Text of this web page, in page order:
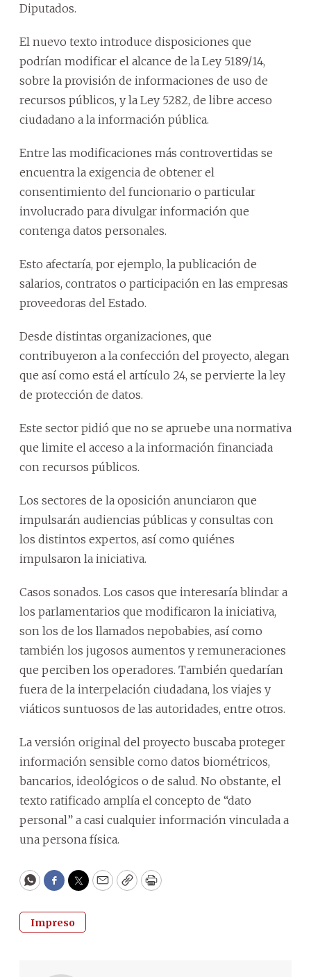
Diputados.
El nuevo texto introduce disposiciones que
podrían modificar el alcance de la Ley 5189/14,
sobre la provisión de informaciones de uso de
recursos públicos, y la Ley 5282, de libre acceso
ciudadano a la información pública.
Entre las modificaciones más controvertidas se
encuentra la exigencia de obtener el
consentimiento del funcionario o particular
involucrado para divulgar información que
contenga datos personales.
Esto afectaría, por ejemplo, la publicación de
salarios, contratos o participación en las empresas
proveedoras del Estado.
Desde distintas organizaciones, que
contribuyeron a la confección del proyecto, alegan
que así como está el artículo 24, se pervierte la ley
de protección de datos.
Este sector pidió que no se apruebe una normativa
que limite el acceso a la información financiada
con recursos públicos.
Los sectores de la oposición anunciaron que
impulsarán audiencias públicas y consultas con
los distintos expertos, así como quiénes
impulsaron la iniciativa.
Casos sonados. Los casos que interesaría blindar a
los parlamentarios que modificaron la iniciativa,
son los de los llamados nepobabies, así como
también los jugosos aumentos y remuneraciones
que perciben los operadores. También quedarían
fuera de la interpelación ciudadana, los viajes y
viáticos suntuosos de las autoridades, entre otros.
La versión original del proyecto buscaba proteger
información sensible como datos biométricos,
bancarios, ideológicos o de salud. No obstante, el
texto ratificado amplía el concepto de “dato
personal” a casi cualquier información vinculada a
una persona física.
WhatsApp
Facebook
Twitter
EmailCopyPrint
Impreso